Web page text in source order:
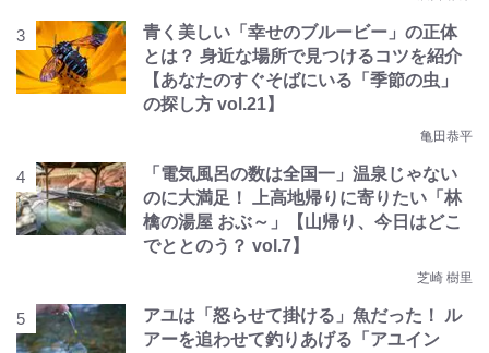
青く美しい「幸せのブルービー」の正体
とは？ 身近な場所で見つけるコツを紹介
【あなたのすぐそばにいる「季節の虫」
の探し方 vol.21】
亀田恭平
「電気風呂の数は全国一」温泉じゃない
のに大満足！ 上高地帰りに寄りたい「林
檎の湯屋 おぶ～」【山帰り、今日はどこ
でととのう？ vol.7】
芝崎 樹里
アユは「怒らせて掛ける」魚だった！ ル
アーを追わせて釣りあげる「アユイン